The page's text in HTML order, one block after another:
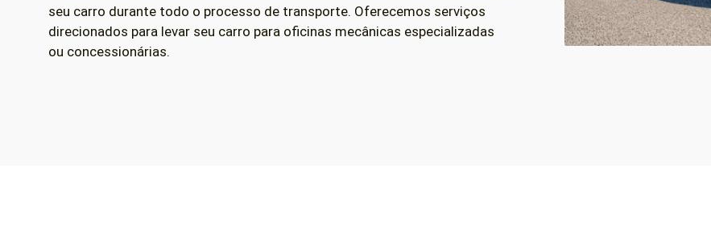
seu carro durante todo o processo de transporte. Oferecemos serviços
direcionados para levar seu carro para oficinas mecânicas especializadas
ou concessionárias.